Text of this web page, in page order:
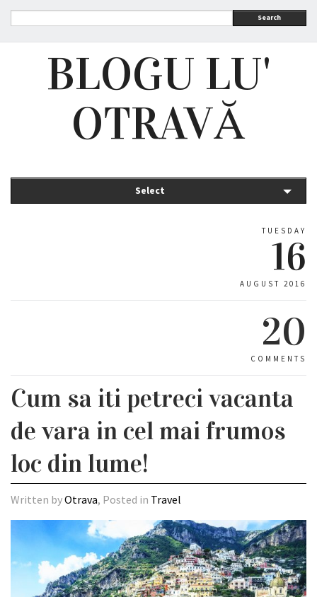
Search
BLOGU LU'
OTRAVĂ
Select
TUESDAY
16
AUGUST 2016
20
COMMENTS
Cum sa iti petreci vacanta
de vara in cel mai frumos
loc din lume!
Written byOtrava, Posted in Travel